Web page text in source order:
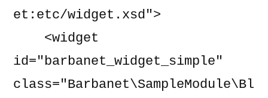
et:etc/widget.xsd">
id="barbanet_widget_simple"
class="Barbanet\SampleModule\Bl